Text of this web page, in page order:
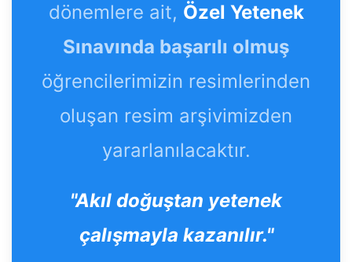
dönemlere ait, Özel Yetenek
Sınavında başarılı olmuş
öğrencilerimizin resimlerinden
oluşan resim arşivimizden
yararlanılacaktır.
"Akıl doğuştan yetenek
çalışmayla kazanılır."